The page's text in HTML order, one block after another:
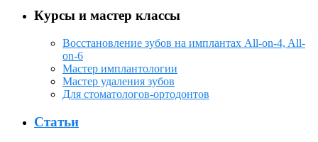
Курсы и мастер классы
Восстановление зубов на имплантах All-on-4, All-
on-6
Мастер имплантологии
Мастер удаления зубов
Для стоматологов-ортодонтов
Статьи